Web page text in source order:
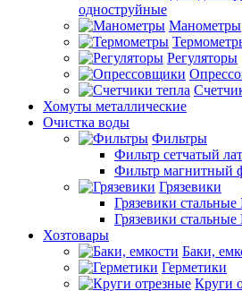
одноструйные
Манометры
Регуляторы
Хомуты металлические
Очистка воды
Фильтры
Фильтр сетчатый
Фильтр магнитный
Грязевики
Грязевики
Грязевики
Хозтовары
Баки,
Герметики
Круги